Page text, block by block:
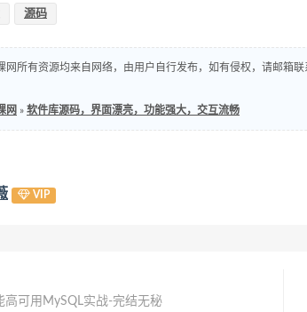
源码
网所有资源均来自网络，由用户自行发布，如有侵权，请邮箱
网 » 软件库源码，界面漂亮，功能强大，交互流畅
VIP
高可用MySQL实战-完结无秘